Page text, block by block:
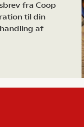
fra Coop
til din
af